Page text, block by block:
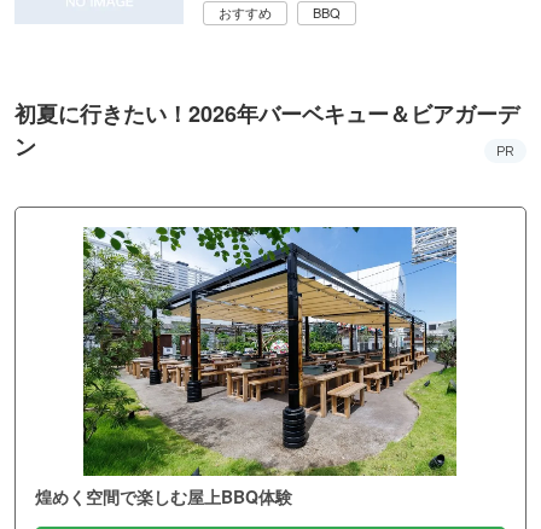
おすすめ BBQ
初夏に行きたい！2026年バーベキュー＆ビアガーデ
ン
PR
煌めく空間で楽しむ屋上BBQ体験